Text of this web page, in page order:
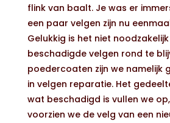
flink van baalt. Je was er
een paar velgen zijn nu
Gelukkig is het niet
beschadigde velgen rond te
poedercoaten zijn we namelijk
in velgen reparatie. Het
wat beschadigd is vullen we
voorzien we de velg van een